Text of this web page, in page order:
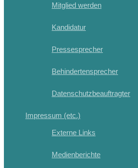
Mitglied werden
Kandidatur
Pressesprecher
Behindertensprecher
Datenschutzbeauftragter
Impressum (etc.)
Externe Links
Medienberichte